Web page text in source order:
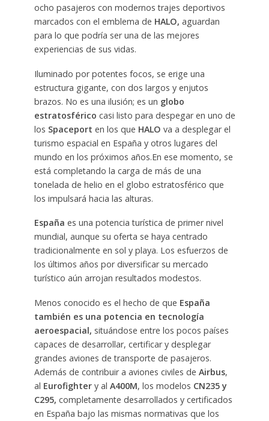
ocho pasajeros con modernos trajes deportivos
marcados con el emblema de HALO, aguardan
para lo que podría ser una de las mejores
experiencias de sus vidas.
Iluminado por potentes focos, se erige una
estructura gigante, con dos largos y enjutos
brazos. No es una ilusión; es un globo
estratosférico casi listo para despegar en uno de
los Spaceport en los que HALO va a desplegar el
turismo espacial en España y otros lugares del
mundo en los próximos años.En ese momento, se
está completando la carga de más de una
tonelada de helio en el globo estratosférico que
los impulsará hacia las alturas.
España es una potencia turística de primer nivel
mundial, aunque su oferta se haya centrado
tradicionalmente en sol y playa. Los esfuerzos de
los últimos años por diversificar su mercado
turístico aún arrojan resultados modestos.
Menos conocido es el hecho de que España
también es una potencia en tecnología
aeroespacial, situándose entre los pocos países
capaces de desarrollar, certificar y desplegar
grandes aviones de transporte de pasajeros.
Además de contribuir a aviones civiles de Airbus,
al Eurofighter y al A400M, los modelos CN235 y
C295, completamente desarrollados y certificados
en España bajo las mismas normativas que los